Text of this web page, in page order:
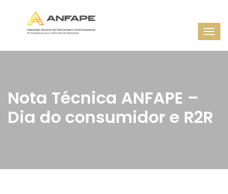
Nota Técnica ANFAPE –
Dia do consumidor e R2R